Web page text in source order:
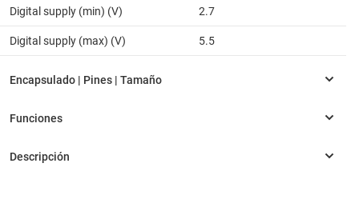
Digital supply (min) (V) 2.7
Digital supply (max) (V) 5.5